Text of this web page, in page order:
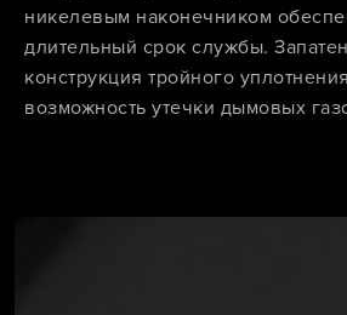
никелевым наконечником
длительный срок службы.
конструкция тройного
возможность утечки дымовых